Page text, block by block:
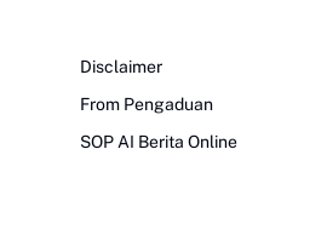
Disclaimer
From Pengaduan
SOP AI Berita Online